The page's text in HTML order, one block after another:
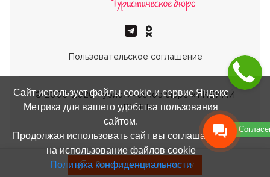
Записаться в тургруппу
Записаться в тургруппу
Пользовательское соглашение
© 2000-2026Туристическое бюро «ТИБИАЙ
ГРУПП»
Сайт использует файлы cookie и сервис Яндекс
Метрика для вашего удобства пользования
сайтом.
Продолжая использовать сайт вы соглашаетесь
на использование файлов cookie
Политика конфиденциальности